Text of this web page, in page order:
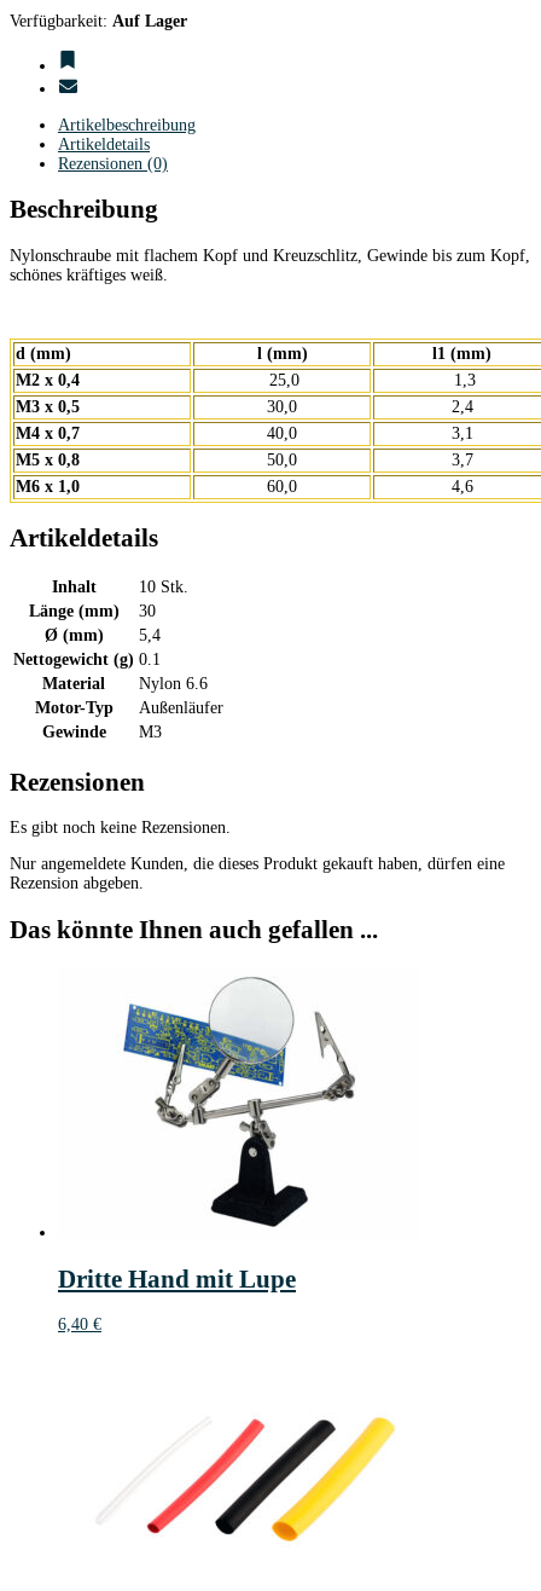
Verfügbarkeit: Auf Lager
Artikelbeschreibung
Artikeldetails
Rezensionen (0)
Beschreibung
Nylonschraube mit flachem Kopf und Kreuzschlitz, Gewinde bis zum Kopf,
schönes kräftiges weiß.
d (mm) l (mm)
l1 (mm)
M2 x 0,4
25,0
1,3
M3 x 0,5
30,0
2,4
M4 x 0,7
40,0
3,1
M5 x 0,8
50,0
3,7
M6 x 1,0
60,0 4,6
Artikeldetails
Inhalt
10 Stk.
Länge (mm)
30
Ø (mm)
5,4
Nettogewicht (g) 0.1
Material
Nylon 6.6
Motor-Typ
Außenläufer
Gewinde
M3
Rezensionen
Es gibt noch keine Rezensionen.
Nur angemeldete Kunden, die dieses Produkt gekauft haben, dürfen eine
Rezension abgeben.
Das könnte Ihnen auch gefallen ...
Dritte Hand mit Lupe
6,40 €